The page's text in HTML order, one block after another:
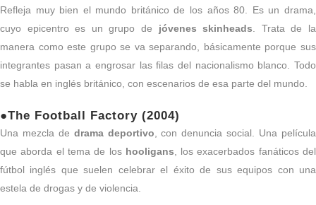
Refleja muy bien el mundo británico de los años 80. Es un drama,
cuyo epicentro es un grupo de jóvenes skinheads . Trata de la
manera como este grupo se va separando, básicamente porque sus
integrantes pasan a engrosar las filas del nacionalismo blanco. Todo
se habla en inglés británico, con escenarios de esa parte del mundo.
●The Football Factory (2004)
Una mezcla de drama deportivo , con denuncia social. Una película
que aborda el tema de los hooligans , los exacerbados fanáticos del
fútbol inglés que suelen celebrar el éxito de sus equipos con una
estela de drogas y de violencia.